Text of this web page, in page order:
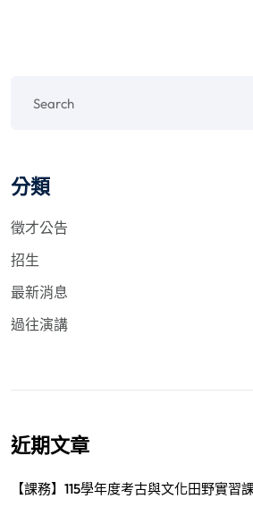
分類
徵才公告
招生
最新消息
過往演講
近期文章
【課務】115學年度考古與文化田野實習